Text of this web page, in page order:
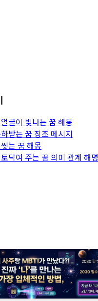
굴이 빛나는 꿈 해몽
받는 꿈 징조 메시지
는 꿈 해몽
닥여 주는 꿈 의미 관계 해명